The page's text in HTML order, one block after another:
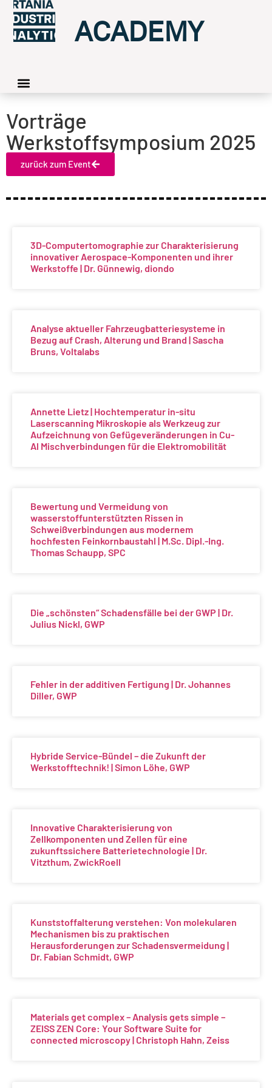
ACADEMY
Vorträge
Werkstoffsymposium 2025
zurück zum Event
3D-Computertomographie zur Charakterisierung
innovativer Aerospace-Komponenten und ihrer
Werkstoffe | Dr. Günnewig, diondo
Analyse aktueller Fahrzeugbatteriesysteme in
Bezug auf Crash, Alterung und Brand | Sascha
Bruns, Voltalabs
Annette Lietz | Hochtemperatur in-situ
Laserscanning Mikroskopie als Werkzeug zur
Aufzeichnung von Gefügeveränderungen in Cu-
Al Mischverbindungen für die Elektromobilität
Bewertung und Vermeidung von
wasserstoffunterstützten Rissen in
Schweißverbindungen aus modernem
hochfesten Feinkornbaustahl | M.Sc. Dipl.-Ing.
Thomas Schaupp, SPC
Die „schönsten“ Schadensfälle bei der GWP | Dr.
Julius Nickl, GWP
Fehler in der additiven Fertigung | Dr. Johannes
Diller, GWP
Hybride Service-Bündel – die Zukunft der
Werkstofftechnik! | Simon Löhe, GWP
Innovative Charakterisierung von
Zellkomponenten und Zellen für eine
zukunftssichere Batterietechnologie | Dr.
Vitzthum, ZwickRoell
Kunststoffalterung verstehen: Von molekularen
Mechanismen bis zu praktischen
Herausforderungen zur Schadensvermeidung |
Dr. Fabian Schmidt, GWP
Materials get complex – Analysis gets simple –
ZEISS ZEN Core: Your Software Suite for
connected microscopy | Christoph Hahn, Zeiss